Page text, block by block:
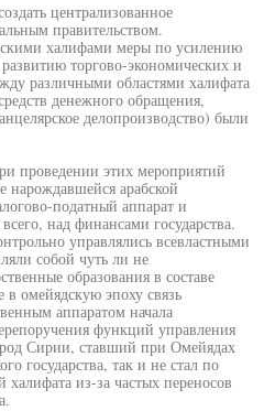
централизованное
правительством.
халифами меры по усилению
торгово-экономических и
различными областями халифата
денежного обращения,
делопроизводство) были
проведении этих мероприятий
нарождавшейся арабской
податный аппарат и
над финансами государства.
управлялись всевластными
собой чуть ли не
образования в составе
омейядскую эпоху связь
аппаратом начала
функций управления
Сирии, ставший при Омейядах
государства, так и не стал по
из-за частых переносов